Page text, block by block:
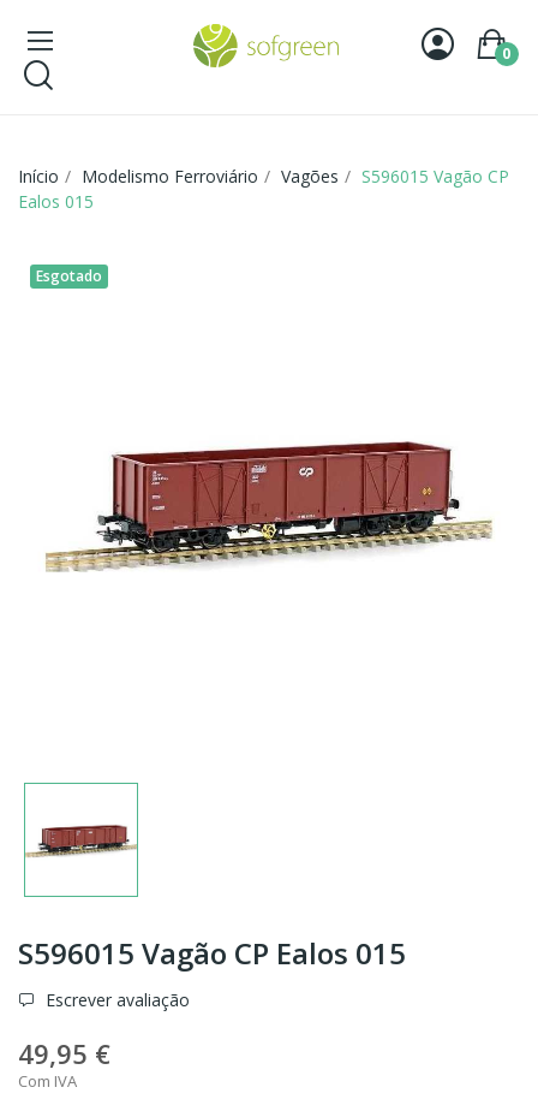
0
Início Modelismo Ferroviário Vagões
S596015 Vagão CP
Ealos 015
Esgotado
S596015 Vagão CP Ealos 015
Escrever avaliação
49,95 €
Com IVA